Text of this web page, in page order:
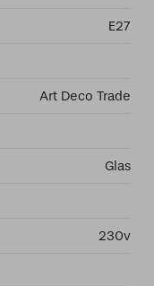
E27
Art Deco Trade
Glas
230v